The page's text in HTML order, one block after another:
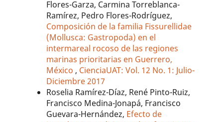
Flores-Garza, Carmina Torreblanca-
Ramírez, Pedro Flores-Rodríguez,
Composición de la familia Fissurellidae
(Mollusca: Gastropoda) en el
intermareal rocoso de las regiones
marinas prioritarias en Guerrero,
México , CienciaUAT: Vol. 12 No. 1: Julio-
Diciembre 2017
Roselia Ramírez-Díaz, René Pinto-Ruiz,
Francisco Medina-Jonapá, Francisco
Guevara-Hernández, Efecto de